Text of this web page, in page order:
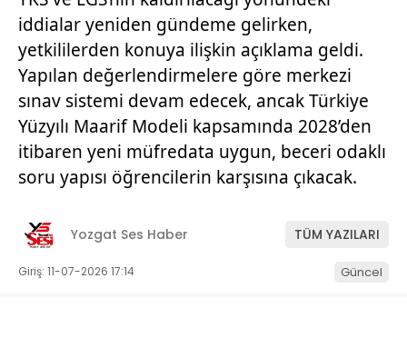
iddialar yeniden gündeme gelirken,
yetkililerden konuya ilişkin açıklama geldi.
Yapılan değerlendirmelere göre merkezi
sınav sistemi devam edecek, ancak Türkiye
Yüzyılı Maarif Modeli kapsamında 2028’den
itibaren yeni müfredata uygun, beceri odaklı
soru yapısı öğrencilerin karşısına çıkacak.
Yozgat Ses Haber TÜM YAZILARI
Giriş: 11-07-2026 17:14 Güncel